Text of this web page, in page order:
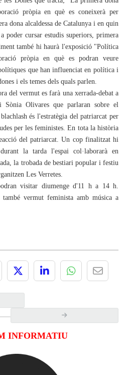
pròpia en què es coneixerà per
dona alcaldessa de Catalunya i en quin
poder cursar estudis superiors, primera
també hi haurà l'exposició "Política
pròpia en què es podran veure
que han influenciat en política i
i els temes dels quals parlen.
del vermut es farà una xerrada-debat a
Sònia Olivares que parlaran sobre el
és l'estratègia del patriarcat per
per les feministes. En tota la història
del patriarcat. Un cop finalitzat hi
la tarda l'espai col·laborarà en
la trobada de bestiari popular i festiu
Les Verretes.
visitar diumenge d'11 h a 14 h.
també vermut feminista amb música a
INFORMATIU